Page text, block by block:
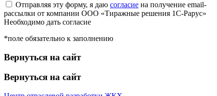
Отправляя эту форму, я даю согласие на получение email-
рассылки от компании ООО «Тиражные решения 1С-Рарус»
Необходимо дать согласие
*поле обязательно к заполнению
Вернуться на сайт
Вернуться на сайт